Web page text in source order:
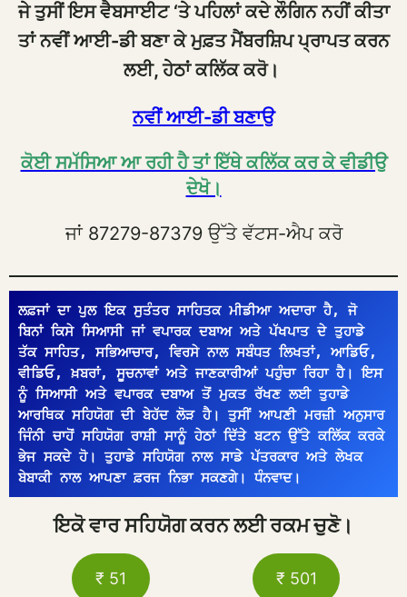
ਜੇ ਤੁਸੀਂ ਇਸ ਵੈਬਸਾਈਟ ‘ਤੇ ਪਹਿਲਾਂ ਕਦੇ ਲੌਗਿਨ ਨਹੀਂ ਕੀਤਾ
ਤਾਂ ਨਵੀਂ ਆਈ-ਡੀ ਬਣਾ ਕੇ ਮੁਫ਼ਤ ਮੈਂਬਰਸ਼ਿਪ ਪ੍ਰਾਪਤ ਕਰਨ
ਲਈ, ਹੇਠਾਂ ਕਲਿੱਕ ਕਰੋ।
ਨਵੀਂ ਆਈ-ਡੀ ਬਣਾਉ
ਕੋਈ ਸਮੱਸਿਆ ਆ ਰਹੀ ਹੈ ਤਾਂ ਇੱਥੇ ਕਲਿੱਕ ਕਰ ਕੇ ਵੀਡੀਉ
ਦੇਖੋ।
ਜਾਂ 87279-87379 ਉੱਤੇ ਵੱਟਸ-ਐਪ ਕਰੋ
ਲਫ਼ਜਾਂ ਦਾ ਪੁਲ ਇਕ ਸੁਤੰਤਰ ਸਾਹਿਤਕ ਮੀਡੀਆ ਅਦਾਰਾ ਹੈ, ਜੋ
ਬਿਨਾਂ ਕਿਸੇ ਸਿਆਸੀ ਜਾਂ ਵਪਾਰਕ ਦਬਾਅ ਅਤੇ ਪੱਖਪਾਤ ਦੇ ਤੁਹਾਡੇ
ਤੱਕ ਸਾਹਿਤ, ਸਭਿਆਚਾਰ, ਵਿਰਸੇ ਨਾਲ ਸਬੰਧਤ ਲਿਖਤਾਂ, ਆਡਿਓ,
ਵੀਡਿਓ, ਖ਼ਬਰਾਂ, ਸੂਚਨਾਵਾਂ ਅਤੇ ਜਾਣਕਾਰੀਆਂ ਪਹੁੰਚਾ ਰਿਹਾ ਹੈ। ਇਸ
ਨੂੰ ਸਿਆਸੀ ਅਤੇ ਵਪਾਰਕ ਦਬਾਅ ਤੋਂ ਮੁਕਤ ਰੱਖਣ ਲਈ ਤੁਹਾਡੇ
ਆਰਥਿਕ ਸਹਿਯੋਗ ਦੀ ਬੇਹੱਦ ਲੋੜ ਹੈ। ਤੁਸੀਂ ਆਪਣੀ ਮਰਜ਼ੀ ਅਨੁਸਾਰ
ਜਿੰਨੀ ਚਾਹੋਂ ਸਹਿਯੋਗ ਰਾਸ਼ੀ ਸਾਨੂੰ ਹੇਠਾਂ ਦਿੱਤੇ ਬਟਨ ਉੱਤੇ ਕਲਿੱਕ ਕਰਕੇ
ਭੇਜ ਸਕਦੇ ਹੋ। ਤੁਹਾਡੇ ਸਹਿਯੋਗ ਨਾਲ ਸਾਡੇ ਪੱਤਰਕਾਰ ਅਤੇ ਲੇਖਕ
ਬੇਬਾਕੀ ਨਾਲ ਆਪਣਾ ਫ਼ਰਜ ਨਿਭਾ ਸਕਣਗੇ। ਧੰਨਵਾਦ।
ਇਕੋ ਵਾਰ ਸਹਿਯੋਗ ਕਰਨ ਲਈ ਰਕਮ ਚੁਣੋ।
₹ 51 ₹ 501